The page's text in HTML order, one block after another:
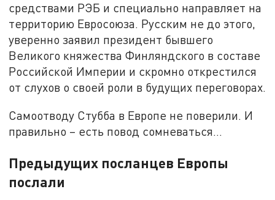
средствами РЭБ и специально направляет на
территорию Евросоюза. Русским не до этого,
уверенно заявил президент бывшего
Великого княжества Финляндского в составе
Российской Империи и скромно открестился
от слухов о своей роли в будущих переговорах.
Самоотводу Стубба в Европе не поверили. И
правильно – есть повод сомневаться…
Предыдущих посланцев Европы
послали